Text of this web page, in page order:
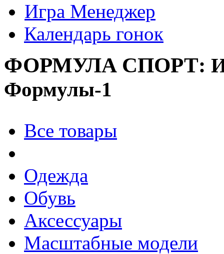
Игра Менеджер
Календарь гонок
ФОРМУЛА СПОРТ:
Формулы-1
Все товары
Одежда
Обувь
Аксессуары
Масштабные модели